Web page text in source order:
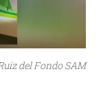
del Fondo SAM